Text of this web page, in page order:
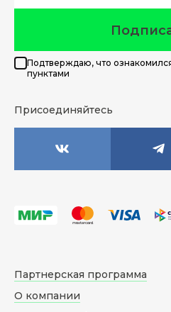
Подтверждаю, что
пунктами
Присоединяйтесь
Партнерская программа
О компании